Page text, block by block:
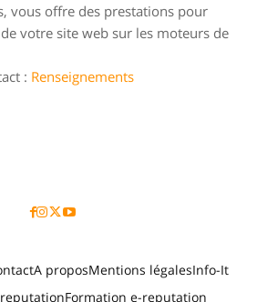
vous offre des prestations pour
votre site web sur les moteurs de
: Renseignements
A proposMentions légalesInfo-It
Formation e-reputation